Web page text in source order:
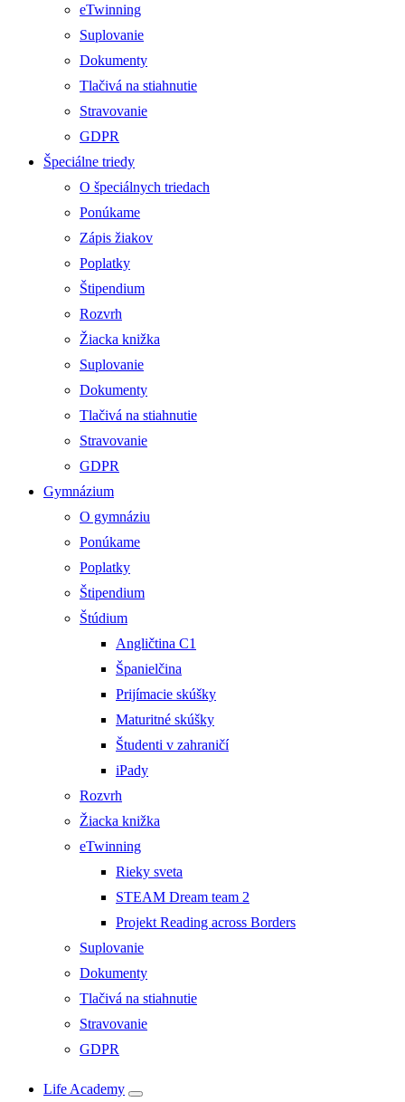
eTwinning
Suplovanie
Dokumenty
Tlačivá na stiahnutie
Stravovanie
GDPR
Špeciálne triedy
O špeciálnych triedach
Ponúkame
Zápis žiakov
Poplatky
Štipendium
Rozvrh
Žiacka knižka
Suplovanie
Dokumenty
Tlačivá na stiahnutie
Stravovanie
GDPR
Gymnázium
O gymnáziu
Ponúkame
Poplatky
Štipendium
Štúdium
Angličtina C1
Španielčina
Prijímacie skúšky
Maturitné skúšky
Študenti v zahraničí
iPady
Rozvrh
Žiacka knižka
eTwinning
Rieky sveta
STEAM Dream team 2
Projekt Reading across Borders
Suplovanie
Dokumenty
Tlačivá na stiahnutie
Stravovanie
GDPR
Life Academy